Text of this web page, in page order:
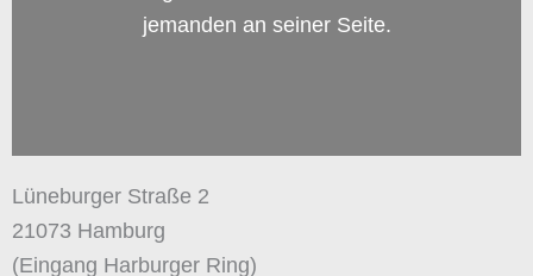
jemanden an seiner Seite.
Lüneburger Straße 2
21073 Hamburg
(Eingang Harburger Ring)